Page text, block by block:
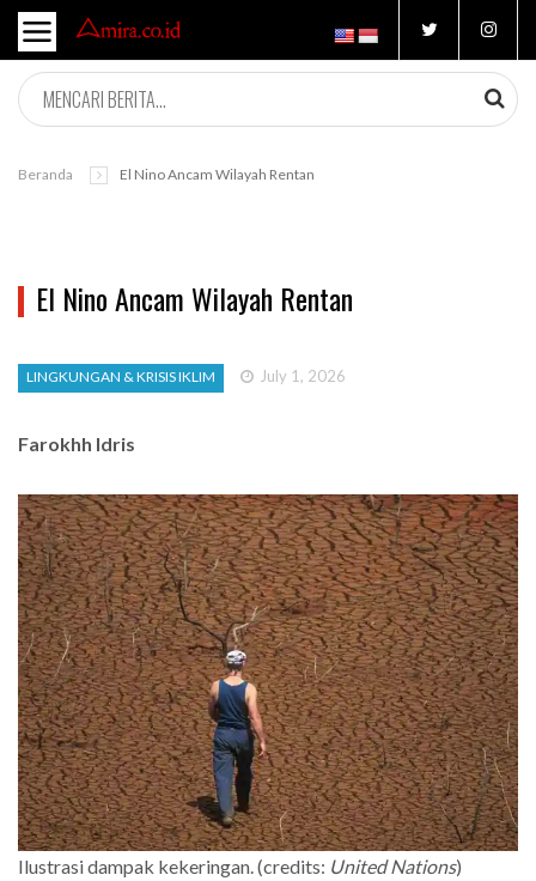
Beranda El Nino Ancam Wilayah Rentan
El Nino Ancam Wilayah Rentan
LINGKUNGAN & KRISIS IKLIM July 1, 2026
Farokhh Idris
Ilustrasi dampak kekeringan. (credits: United Nations)